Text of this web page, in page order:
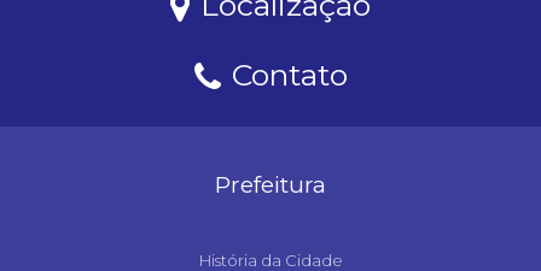
Contato
Prefeitura
História da Cidade